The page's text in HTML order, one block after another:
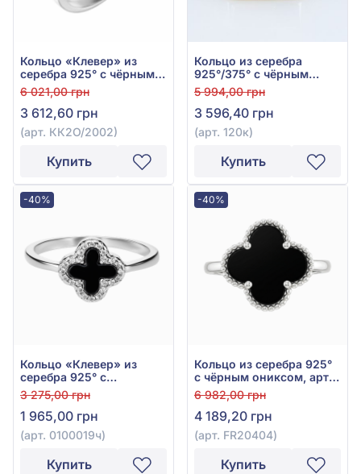
Кольцо «Клевер» из
серебра 925° с чёрным
ониксом, арт. КК2О/2002
6 021,00 грн
3 612,60 грн
(арт. КК2О/2002)
Купить
Кольцо из серебра
925°/375° с чёрным
ониксом, арт. 120к
5 994,00 грн
3 596,40 грн
(арт. 120к)
Купить
-40%
Кольцо «Клевер» из
серебра 925° с
фианитом/
куб.цирконием и чёрным
ониксом, арт. 0100019ч
3 275,00 грн
1 965,00 грн
(арт. 0100019ч)
Купить
-40%
Кольцо из серебра 925°
с чёрным ониксом, арт.
FR20404
6 982,00 грн
4 189,20 грн
(арт. FR20404)
Купить